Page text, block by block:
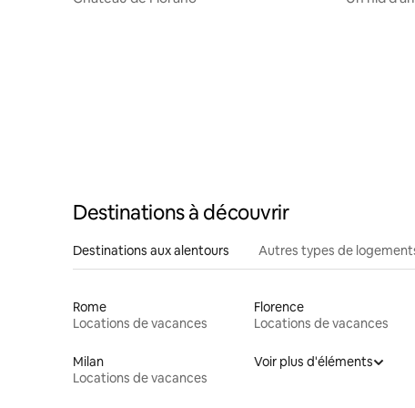
Destinations à découvrir
Destinations aux alentours Autres types de
Rome
Locations de vacances
Florence
Locations de vacances
Milan
Locations de vacances
Voir plus d'éléments